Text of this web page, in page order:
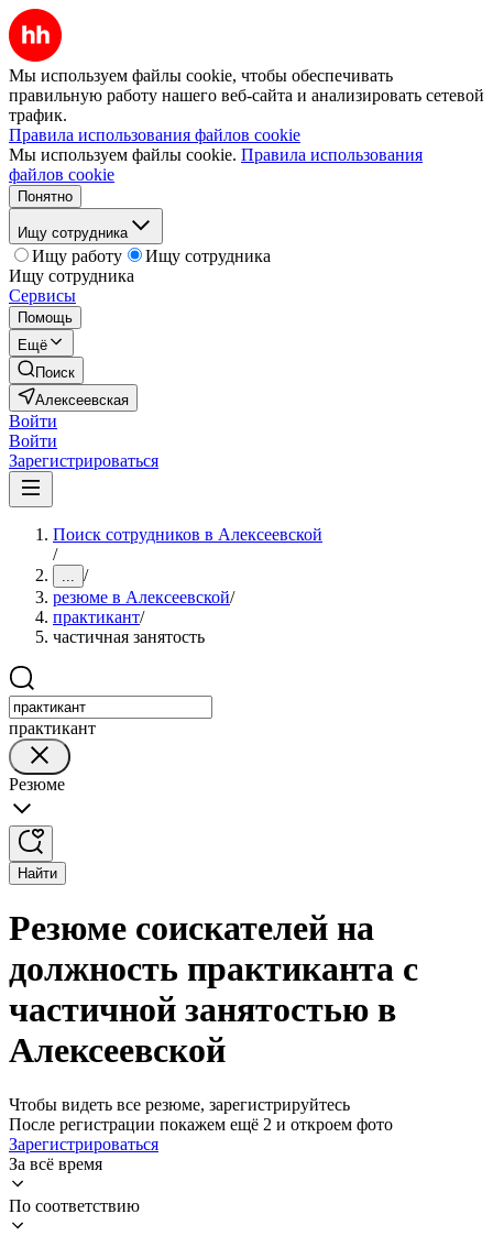
Мы используем файлы cookie, чтобы обеспечивать
правильную работу нашего веб-сайта и анализировать сетевой
трафик.
Правила использования файлов cookie
Мы используем файлы cookie. Правила использования
файлов cookie
Понятно
Ищу сотрудника
Ищу работу
Ищу сотрудника
Ищу сотрудника
Сервисы
Помощь
Ещё
Поиск
Алексеевская
Войти
Войти
Зарегистрироваться
Поиск сотрудников в Алексеевской
/
... /
резюме в Алексеевской/
практикант/
частичная занятость
практикант
Резюме
Найти
Резюме соискателей на
должность практиканта с
частичной занятостью в
Алексеевской
Чтобы видеть все резюме, зарегистрируйтесь
После регистрации покажем ещё 2 и откроем фото
Зарегистрироваться
За всё время
По соответствию